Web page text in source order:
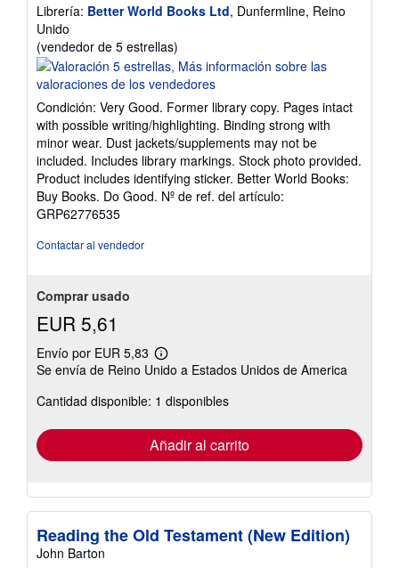
Librería: Better World Books Ltd, Dunfermline, Reino
Unido
(vendedor de 5 estrellas)
del
vendedor:
de
5
estrellas
Condición: Very Good. Former library copy. Pages intact
with possible writing/highlighting. Binding strong with
minor wear. Dust jackets/supplements may not be
included. Includes library markings. Stock photo provided.
Product includes identifying sticker. Better World Books:
Buy Books. Do Good. Nº de ref. del artículo:
GRP62776535
Contactar al vendedor
Comprar usado
EUR 5,61
Envío por EUR 5,83
Más
información
las
tarifas
envío
Se envía de Reino Unido a Estados Unidos de America
Cantidad disponible: 1 disponibles
Añadir al carrito
Reading the Old Testament (New Edition)
John Barton